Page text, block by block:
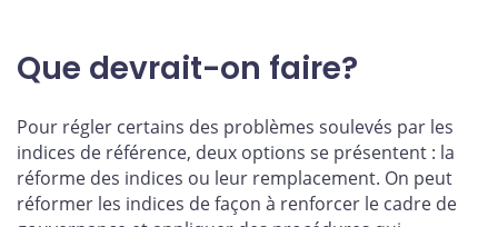
Que devrait-on faire?
Pour régler certains des problèmes soulevés par les
indices de référence, deux options se présentent : la
réforme des indices ou leur remplacement. On peut
réformer les indices de façon à renforcer le cadre de